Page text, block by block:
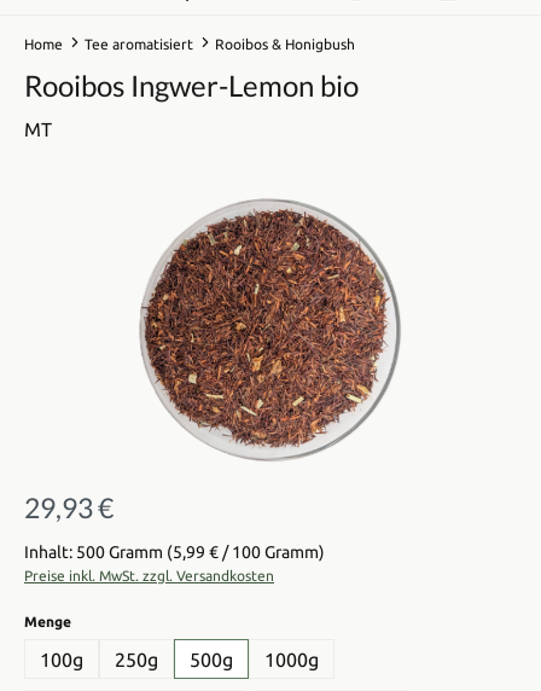
Home Tee aromatisiert Rooibos & Honigbush
Rooibos Ingwer-Lemon bio
MT
Bildergalerie überspringen
Regulärer Preis:
29,93 €
Inhalt: 500 Gramm (5,99 € / 100 Gramm)
Preise inkl. MwSt. zzgl. Versandkosten
Mengeauswählen
100g 250g 500g 1000g